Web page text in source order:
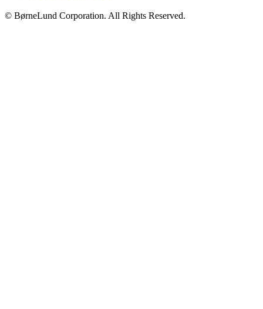
© BørneLund Corporation. All Rights Reserved.